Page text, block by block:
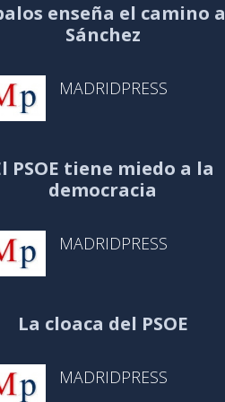
enseña el camino a
Sánchez
MADRIDPRESS
PSOE tiene miedo a la
democracia
MADRIDPRESS
La cloaca del PSOE
MADRIDPRESS